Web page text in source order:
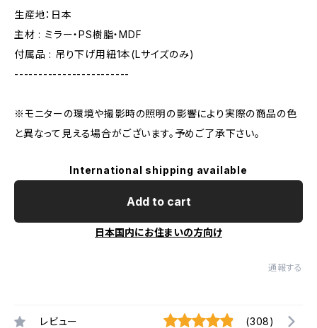
生産地：日本
主材 : ミラー・PS樹脂・MDF
付属品 : 吊り下げ用紐1本(Lサイズのみ)
------------------------
※モニターの環境や撮影時の照明の影響により実際の商品の色
と異なって見える場合がございます。予めご了承下さい。
International shipping available
Add to cart
日本国内にお住まいの方向け
通報する
レビュー (308)